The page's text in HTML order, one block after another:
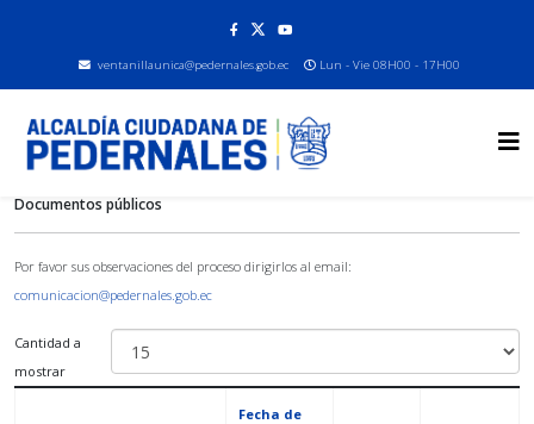
ventanillaunica@pedernales.gob.ec Lun - Vie 08H00 - 17H00
Documentos públicos
Por favor sus observaciones del proceso dirigirlos al email:
comunicacion@pedernales.gob.ec
Cantidad a
mostrar
Fecha de